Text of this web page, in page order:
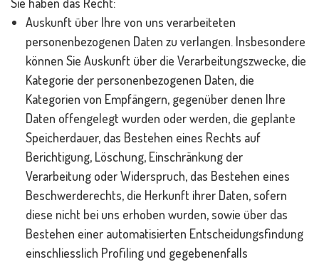
Auskunft über Ihre von uns verarbeiteten
personenbezogenen Daten zu verlangen. Insbesondere
können Sie Auskunft über die Verarbeitungszwecke, die
Kategorie der personenbezogenen Daten, die
Kategorien von Empfängern, gegenüber denen Ihre
Daten offengelegt wurden oder werden, die geplante
Speicherdauer, das Bestehen eines Rechts auf
Berichtigung, Löschung, Einschränkung der
Verarbeitung oder Widerspruch, das Bestehen eines
Beschwerderechts, die Herkunft ihrer Daten, sofern
diese nicht bei uns erhoben wurden, sowie über das
Bestehen einer automatisierten Entscheidungsfindung
einschliesslich Profiling und gegebenenfalls